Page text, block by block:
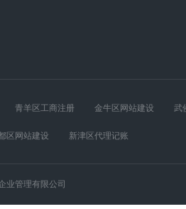
青羊区工商注册 金牛区网站建设 武
区网站建设 新津区代理记账
业管理有限公司